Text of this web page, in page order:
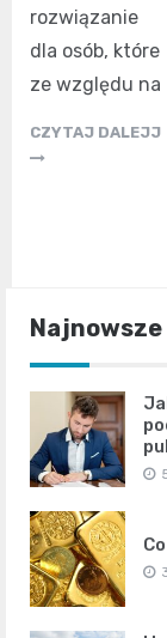
rozwiązanie
dla osób, które
ze względu na
CZYTAJ DALEJJ
Najnowsze